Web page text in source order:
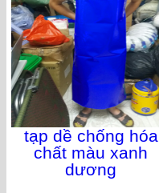
tạp dề chống hóa
chất màu xanh
dương